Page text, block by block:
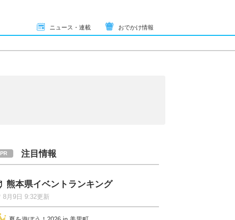
ニュース・連載 おでかけ情報
注目情報
熊本県イベントランキング
8月9日 9:32更新